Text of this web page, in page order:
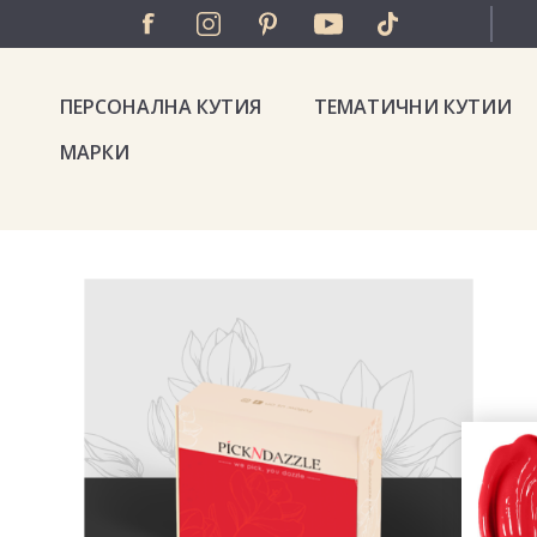
ПЕРСОНАЛНА КУТИЯ
ТЕМАТИЧНИ КУТИИ
МАРКИ